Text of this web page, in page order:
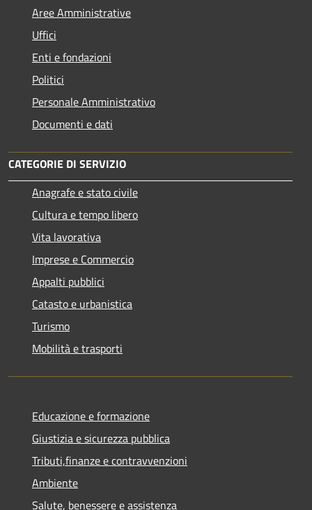
Aree Amministrative
Uffici
Enti e fondazioni
Politici
Personale Amministrativo
Documenti e dati
CATEGORIE DI SERVIZIO
Anagrafe e stato civile
Cultura e tempo libero
Vita lavorativa
Imprese e Commercio
Appalti pubblici
Catasto e urbanistica
Turismo
Mobilità e trasporti
Educazione e formazione
Giustizia e sicurezza pubblica
Tributi,finanze e contravvenzioni
Ambiente
Salute, benessere e assistenza